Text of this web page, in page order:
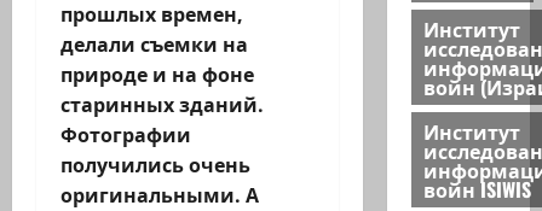
прошлых времен,
делали съемки на
природе и на фоне
старинных зданий.
Фотографии
получились очень
оригинальными. А
Институт
войн
Институт
войн ISIWIS